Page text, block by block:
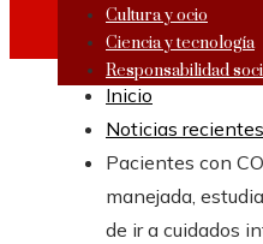
Cultura y ocio
Ciencia y tecnología
Responsabilidad
Inicio
Noticias recientes
Pacientes con
manejada,
de ir a cuidados